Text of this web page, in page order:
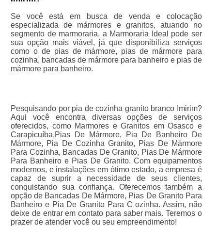
Se você está em busca de venda e colocação
especializada de mármores e granitos, atuando no
segmento de marmoraria, a Marmoraria Ideal pode ser
sua opção mais viável, já que disponibiliza serviços
como o de pias de mármore, pias de mármore para
cozinha, bancadas de mármore para banheiro e pias de
mármore para banheiro.
Pesquisando por pia de cozinha granito branco Imirim?
Aqui você encontra diversas opções de serviços
oferecidos, como Marmores e Granitos em Osasco e
Carapicuíba,Pias De Mármore, Pia De Banheiro De
Mármore, Pia De Cozinha Granito, Pias De Mármore
Para Cozinha, Bancadas De Granito, Pias De Mármore
Para Banheiro e Pias De Granito. Com equipamentos
modernos, e instalações em ótimo estado, a empresa é
capaz de suprir a necessidade de seus clientes,
conquistando sua confiança. Oferecemos também a
opção de Bancadas De Mármore, Pias De Granito Para
Banheiro e Pia De Granito Para C ozinha. Assim, não
deixe de entrar em contato para saber mais. Teremos o
prazer de atender você ou seu empreendimento!